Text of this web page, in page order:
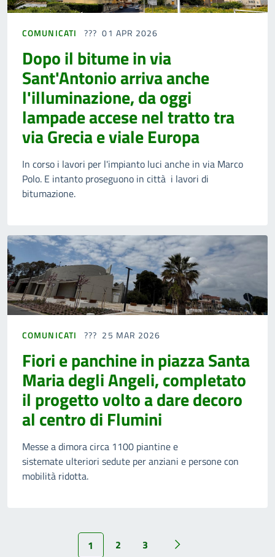
COMUNICATI 01 APR 2026
Dopo il bitume in via
Sant'Antonio arriva anche
l'illuminazione, da oggi
lampade accese nel tratto tra
via Grecia e viale Europa
In corso i lavori per l'impianto luci anche in via Marco
Polo. E intanto proseguono in città i lavori di
bitumazione.
COMUNICATI 25 MAR 2026
Fiori e panchine in piazza Santa
Maria degli Angeli, completato
il progetto volto a dare decoro
al centro di Flumini
Messe a dimora circa 1100 piantine e
sistemate ulteriori sedute per anziani e persone con
mobilità ridotta.
1 2 3